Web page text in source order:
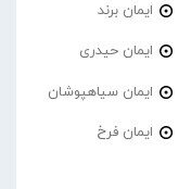
ایمان برند
ایمان حیدری
ایمان سیاهپوشان
ایمان فرخ